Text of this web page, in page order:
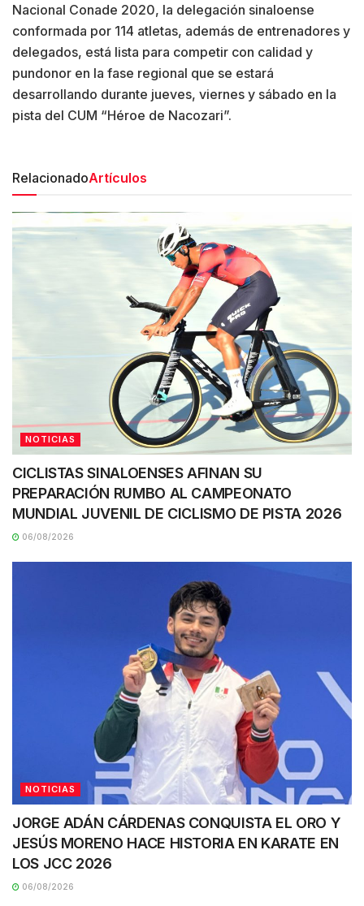
Nacional Conade 2020, la delegación sinaloense
conformada por 114 atletas, además de entrenadores y
delegados, está lista para competir con calidad y
pundonor en la fase regional que se estará
desarrollando durante jueves, viernes y sábado en la
pista del CUM “Héroe de Nacozari”.
RelacionadoArtículos
NOTICIAS
CICLISTAS SINALOENSES AFINAN SU
PREPARACIÓN RUMBO AL CAMPEONATO
MUNDIAL JUVENIL DE CICLISMO DE PISTA 2026
06/08/2026
NOTICIAS
JORGE ADÁN CÁRDENAS CONQUISTA EL ORO Y
JESÚS MORENO HACE HISTORIA EN KARATE EN
LOS JCC 2026
06/08/2026